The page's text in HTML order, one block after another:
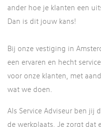
ander hoe je klanten een
Dan is dit jouw kans!
Bij onze vestiging in
een ervaren en hecht
voor onze klanten, met
wat we doen.
Als Service Adviseur ben jij
de werkplaats. Je zorgt dat